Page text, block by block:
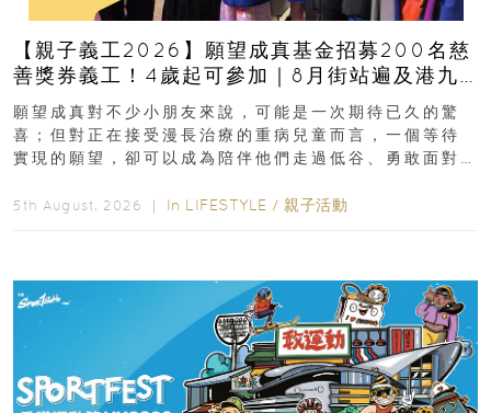
【親子義工2026】願望成真基金招募200名慈
善獎券義工！4歲起可參加｜8月街站遍及港九
新界
願望成真對不少小朋友來說，可能是一次期待已久的驚
喜；但對正在接受漫長治療的重病兒童而言，一個等待
實現的願望，卻可以成為陪伴他們走過低谷、勇敢面對
5th August, 2026 ｜ In LIFESTYLE / 親子活動